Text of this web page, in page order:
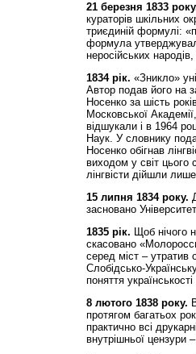
21 березня 1833
кураторів шкільних
триєдиній формулі:
формула
неросійських
1834 рік. «Зникло»
Автор подав його на
Носенко за шість
Московської
відшукали і в 1964
Наук. У словнику
Носенко обігнав
виходом у світ цього
лінгвісти дійшли
15 липня 1834 року.
засновано
1835 рік. Щоб нічого
скасовано
серед міст –
Слобідсько-
поняття
8 лютого 1838 року.
протягом багатьох
практично всі
внутрішньої цензури